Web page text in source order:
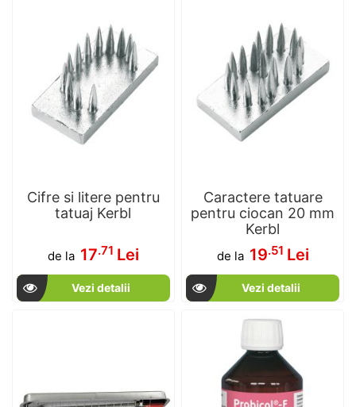
Cifre si litere pentru
tatuaj Kerbl
de la 17.71 Lei
Vezi detalii
Caractere tatuare
pentru ciocan 20 mm
Kerbl
de la 19.51 Lei
Vezi detalii